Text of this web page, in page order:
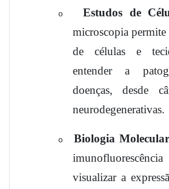
o Estudos de
microscopia
de células e
entender a
doenças, desde
neurodegenerativas.
o Biologia Molecular
visualizar a